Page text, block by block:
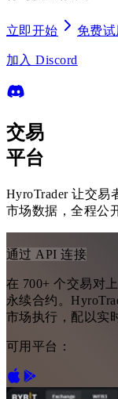
立即开始 免费试
加入 Discord
交易
平台
HyroTrader 让交易
市场数据，全程公
通过 API 连接
在 700+ 个交易对
永续合约。
市场执行，配以实
可用平台：